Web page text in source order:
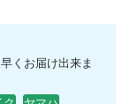
くお届け出来ま